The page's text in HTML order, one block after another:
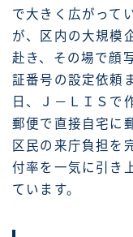
で大きく広がって
が、区内の大規模
赴き、その場で顔
証番号の設定依頼
日、Ｊ－ＬＩＳで
郵便で直接自宅に
区民の来庁負担を
付率を一気に引き
ています。